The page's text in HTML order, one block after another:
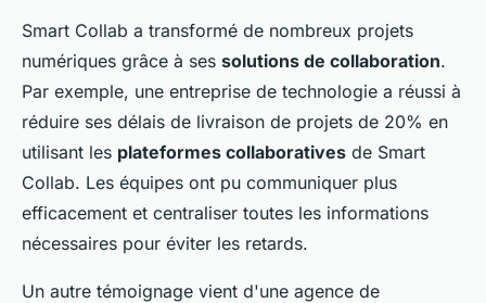
Smart Collab a transformé de nombreux projets
numériques grâce à ses solutions de collaboration.
Par exemple, une entreprise de technologie a réussi à
réduire ses délais de livraison de projets de 20% en
utilisant les plateformes collaboratives de Smart
Collab. Les équipes ont pu communiquer plus
efficacement et centraliser toutes les informations
nécessaires pour éviter les retards.
Un autre témoignage vient d'une agence de